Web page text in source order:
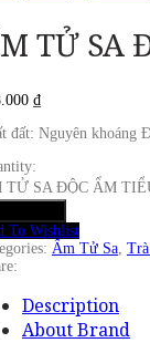
TỬ SA
₫
đất: Nguyên khoáng
TỬ SA ĐỘC ẨM
To Wishlist
Ấm Tử Sa
Description
About Brand